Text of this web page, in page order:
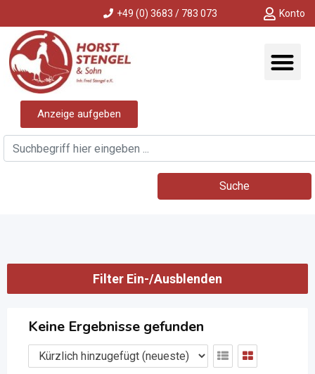
+49 (0) 3683 / 783 073 Konto
Anzeige aufgeben
Suche
Filter Ein-/Ausblenden
Keine Ergebnisse gefunden